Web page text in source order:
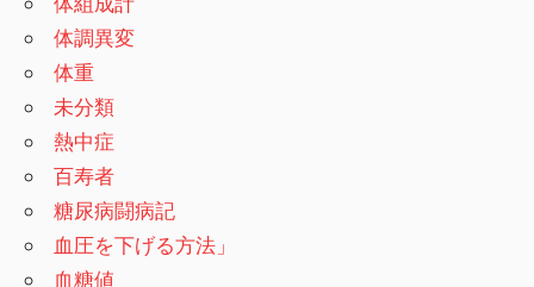
体調異変
体重
未分類
熱中症
百寿者
糖尿病闘病記
血圧を下げる方法」
血糖値